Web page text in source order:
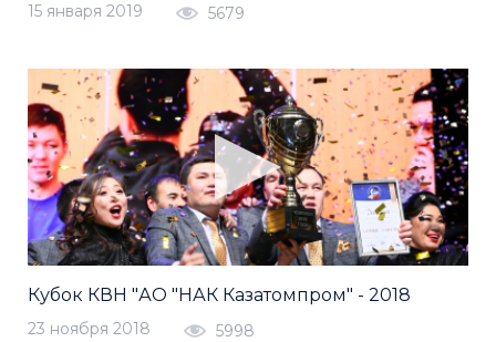
15 января 2019 5679
Кубок КВН "АО "НАК Казатомпром" - 2018
23 ноября 2018 5998